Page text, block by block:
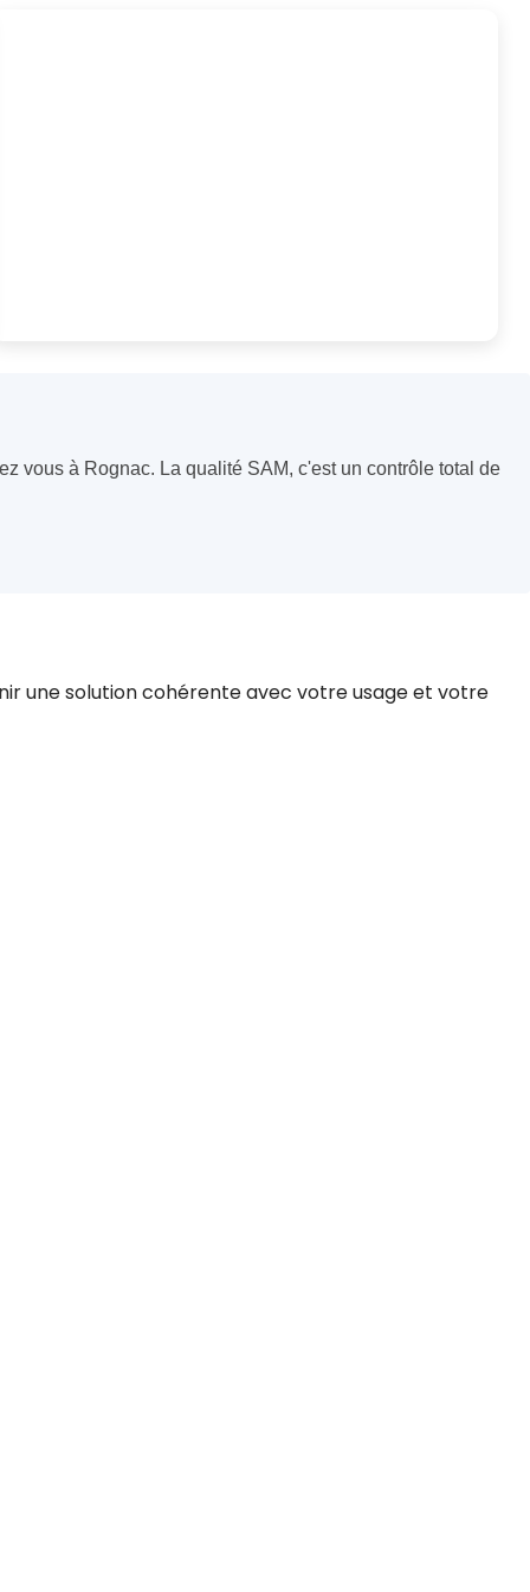
vous à Rognac. La qualité SAM, c'est un contrôle total de
une solution cohérente avec votre usage et votre